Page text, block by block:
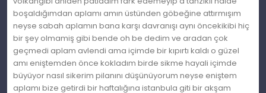
boşaldığımdan aplamı amın üstünden göbeğine attırmışım
neyse sabah aplamın bana karşı davranışı aynı öncekikibi hiç
bir şey olmamiş gibi bende oh be dedim ve aradan çok
geçmedi aplam avlendi ama içimde bir kıpırtı kaldı o güzel
amı eniştemden önce kokladım birde sikme hayali içimde
büyüyor nasıl sikerim pilanını düşünüyorum neyse eniştem
aplamı bize getirdi bir haftalığına istanbula giti bir akşam